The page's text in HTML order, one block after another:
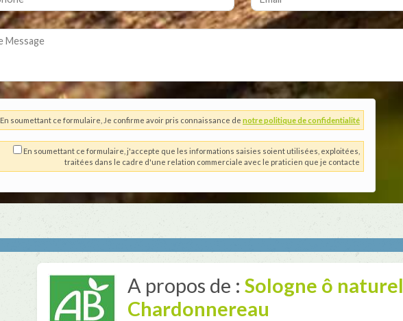
En soumettant ce formulaire, Je confirme avoir pris connaissance de notre politique de confidentialité
En soumettant ce formulaire, j'accepte que les informations saisies soient utilisées, exploitées,
traitées dans le cadre d'une relation commerciale avec le praticien que je contacte
A propos de : Sologne ô naturel
Chardonnereau